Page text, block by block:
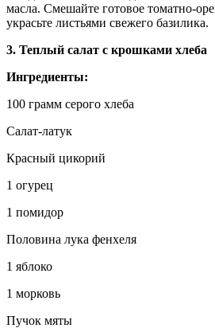
масла. Смешайте готовое томатно-
украсьте листьями свежего базилика.
3. Теплый салат с крошками хлеба
Ингредиенты:
100 грамм серого хлеба
Салат-латук
Красный цикорий
1 огурец
1 помидор
Половина лука фенхеля
1 яблоко
1 морковь
Пучок мяты